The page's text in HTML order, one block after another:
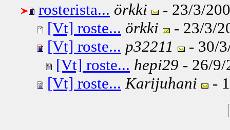
rosterista... örkki
- 23/3/
[Vt] roste... örkki
- 23/3/
[Vt] roste... p32211
- 30/
[Vt] roste... hepi29 - 26/
[Vt] roste... Karijuhani -